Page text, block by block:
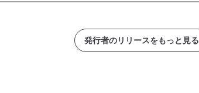
発行者のリリースをもっと見る